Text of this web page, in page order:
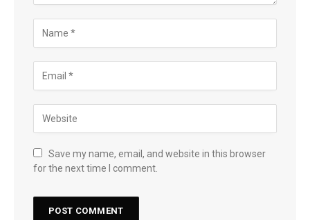
Save my name, email, and website in this browser
for the next time I comment.